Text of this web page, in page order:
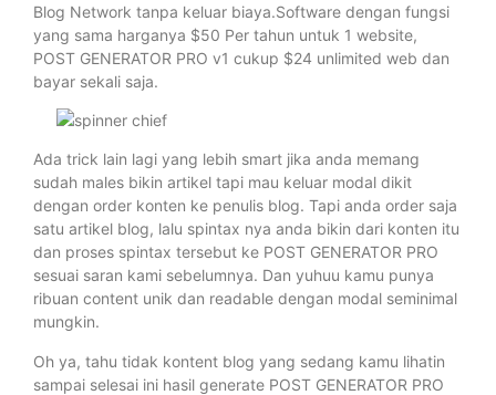
Blog Network tanpa keluar biaya.Software dengan fungsi
yang sama harganya $50 Per tahun untuk 1 website,
POST GENERATOR PRO v1 cukup $24 unlimited web dan
bayar sekali saja.
Ada trick lain lagi yang lebih smart jika anda memang
sudah males bikin artikel tapi mau keluar modal dikit
dengan order konten ke penulis blog. Tapi anda order saja
satu artikel blog, lalu spintax nya anda bikin dari konten itu
dan proses spintax tersebut ke POST GENERATOR PRO
sesuai saran kami sebelumnya. Dan yuhuu kamu punya
ribuan content unik dan readable dengan modal seminimal
mungkin.
Oh ya, tahu tidak kontent blog yang sedang kamu lihatin
sampai selesai ini hasil generate POST GENERATOR PRO